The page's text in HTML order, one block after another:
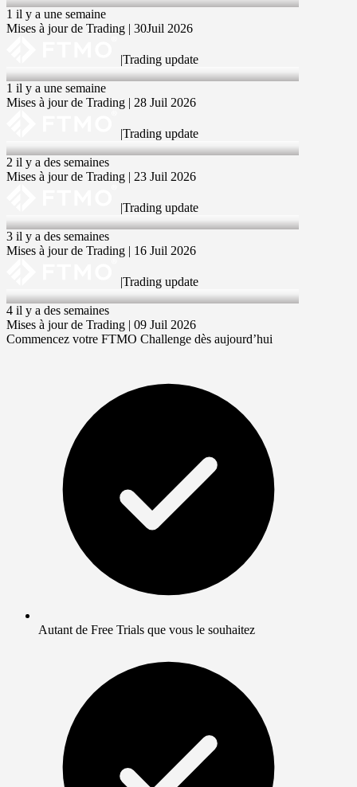
1 il y a une semaine
Mises à jour de Trading | 30Juil 2026
|Trading update
28 Jul 2026
1 il y a une semaine
Mises à jour de Trading | 28 Juil 2026
|Trading update
23 Jul 2026
2 il y a des semaines
Mises à jour de Trading | 23 Juil 2026
|Trading update
16 Jul 2026
3 il y a des semaines
Mises à jour de Trading | 16 Juil 2026
|Trading update
9 Jul 2026
4 il y a des semaines
Mises à jour de Trading | 09 Juil 2026
Commencez votre FTMO Challenge dès aujourd’hui
Autant de Free Trials que vous le souhaitez